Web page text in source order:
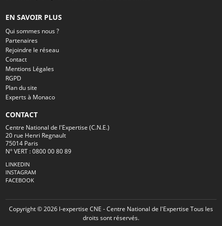
EN SAVOIR PLUS
Qui sommes nous ?
Partenaires
Rejoindre le réseau
Contact
Mentions Légales
RGPD
Plan du site
Experts à Monaco
CONTACT
Centre National de l'Expertise (C.N.E.)
20 rue Henri Regnault
75014 Paris
N° VERT : 0800 00 80 89
LINKEDIN
INSTAGRAM
FACEBOOK
Copyright © 2026 l-expertise CNE - Centre National de l'Expertise Tous les
droits sont réservés.